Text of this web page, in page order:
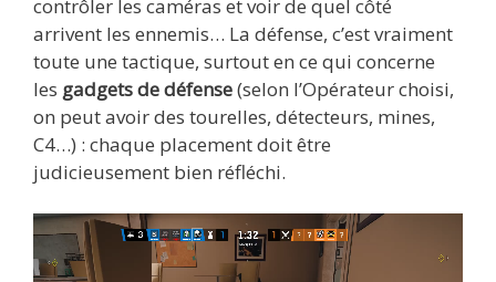
contrôler les caméras et voir de quel côté
arrivent les ennemis… La défense, c’est vraiment
toute une tactique, surtout en ce qui concerne
les gadgets de défense(selon l’Opérateur choisi,
on peut avoir des tourelles, détecteurs, mines,
C4…) : chaque placement doit être
judicieusement bien réfléchi.